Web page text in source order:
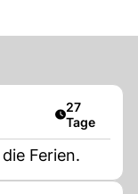
Artikel
27
Tage
Ferien.